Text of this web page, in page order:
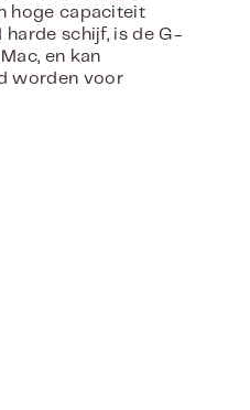
hoge capaciteit
schijf, is de G-
en kan
worden voor